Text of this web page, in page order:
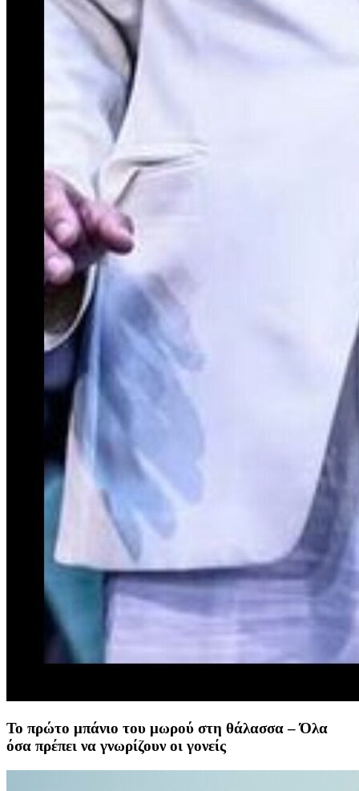
Το πρώτο μπάνιο του μωρού στη θάλασσα – Όλα
όσα πρέπει να γνωρίζουν οι γονείς